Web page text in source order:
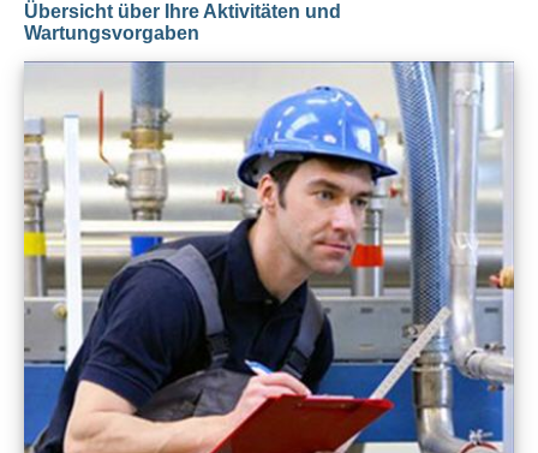
Übersicht über Ihre Aktivitäten und
Wartungsvorgaben